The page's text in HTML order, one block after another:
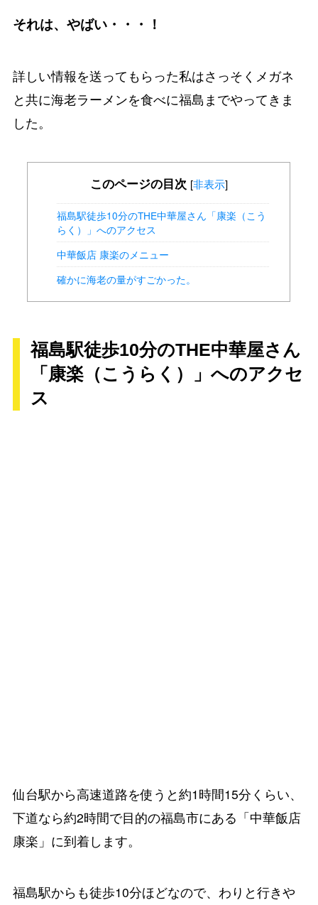
それは、やばい・・・！
詳しい情報を送ってもらった私はさっそくメガネ
と共に海老ラーメンを食べに福島までやってきま
した。
このページの目次 [非表示]
福島駅徒歩10分のTHE中華屋さん「康楽（こう
らく）」へのアクセス
中華飯店 康楽のメニュー
確かに海老の量がすごかった。
福島駅徒歩10分のTHE中華屋さん
「康楽（こうらく）」へのアクセ
ス
仙台駅から高速道路を使うと約1時間15分くらい、
下道なら約2時間で目的の福島市にある「中華飯店
康楽」に到着します。
福島駅からも徒歩10分ほどなので、わりと行きや